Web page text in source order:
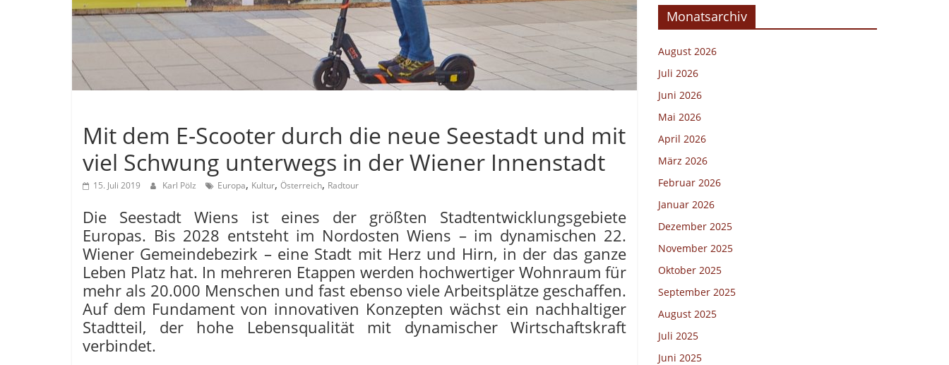
Mit dem E-Scooter durch die neue Seestadt und mit
viel Schwung unterwegs in der Wiener Innenstadt
15. Juli 2019 Karl Pölz Europa, Kultur, Österreich, Radtour
Die Seestadt Wiens ist eines der größten Stadtentwicklungsgebiete
Europas. Bis 2028 entsteht im Nordosten Wiens – im dynamischen 22.
Wiener Gemeindebezirk – eine Stadt mit Herz und Hirn, in der das ganze
Leben Platz hat. In mehreren Etappen werden hochwertiger Wohnraum für
mehr als 20.000 Menschen und fast ebenso viele Arbeitsplätze geschaffen.
Auf dem Fundament von innovativen Konzepten wächst ein nachhaltiger
Stadtteil, der hohe Lebensqualität mit dynamischer Wirtschaftskraft
verbindet.
Monatsarchiv
August 2026
Juli 2026
Juni 2026
Mai 2026
April 2026
März 2026
Februar 2026
Januar 2026
Dezember 2025
November 2025
Oktober 2025
September 2025
August 2025
Juli 2025
Juni 2025